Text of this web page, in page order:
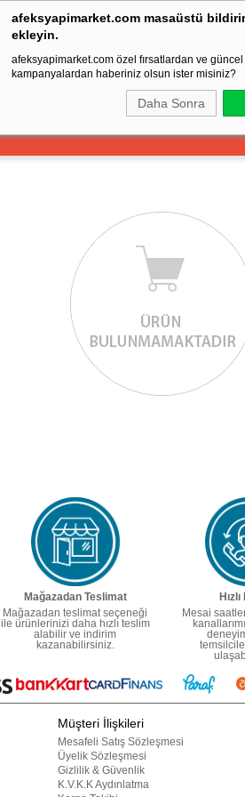
afeksyapimarket.com masaüstü
ekleyin.
afeksyapimarket.com özel fırsatlardan ve güncel
kampanyalardan haberiniz olsun ister misiniz?
Daha Sonra
Mağazadan Teslimat
Mağazadan teslimat seçeneği
ile ürünlerinizi daha hızlı teslim
alabilir ve indirim
kazanabilirsiniz.
Mesai
Müşteri İlişkileri
Mesafeli Satış Sözleşmesi
Üyelik Sözleşmesi
Gizlilik & Güvenlik
K.V.K.K Aydınlatma